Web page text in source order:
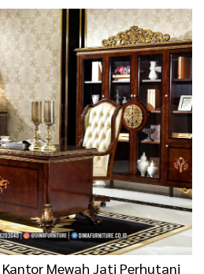
Mewah Jati Perhutani